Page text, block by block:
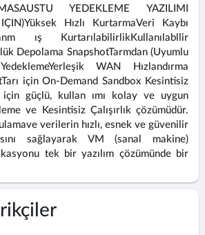
YEDEKLEME YAZILIMI
Hızlı KurtarmaVeri Kaybı
ış KurtarılabilirlikKullanılabllir
Depolama SnapshotTarmdan (Uyumlu
WAN Hızlandırma
için On-Demand Sandbox Kesintisiz
için güçlü, kullan ımı kolay ve uygun
ve Kesintisiz Çalışırlık çözümüdür.
verilerin hızlı, esnek ve güvenilir
sağlayarak VM (sanal makine)
tek bir yazılım çözümünde bir